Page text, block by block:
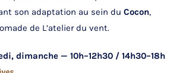
son adaptation au sein du Cocon,
de L’atelier du vent.
dimanche — 10h–12h30 / 14h30–18h